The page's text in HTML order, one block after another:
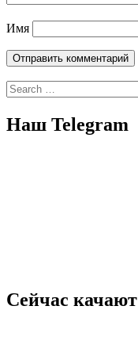
Имя
Search
for:
Наш Telegram
Сейчас качают